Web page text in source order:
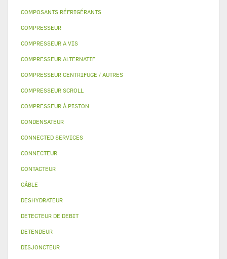
COMPOSANTS RÉFRIGÉRANTS
COMPRESSEUR
COMPRESSEUR A VIS
COMPRESSEUR ALTERNATIF
COMPRESSEUR CENTRIFUGE / AUTRES
COMPRESSEUR SCROLL
COMPRESSEUR À PISTON
CONDENSATEUR
CONNECTED SERVICES
CONNECTEUR
CONTACTEUR
CÂBLE
DESHYDRATEUR
DETECTEUR DE DEBIT
DETENDEUR
DISJONCTEUR